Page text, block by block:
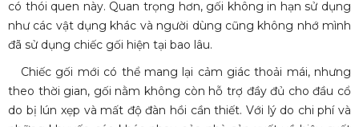
có thói quen này. Quan trọng hơn, gối không in hạn sử dụng
như các vật dụng khác và người dùng cũng không nhớ mình
đã sử dụng chiếc gối hiện tại bao lâu.
Chiếc gối mới có thể mang lại cảm giác thoải mái, nhưng
theo thời gian, gối nằm không còn hỗ trợ đầy đủ cho đầu cổ
do bị lún xẹp và mất độ đàn hồi cần thiết. Với lý do chi phí và